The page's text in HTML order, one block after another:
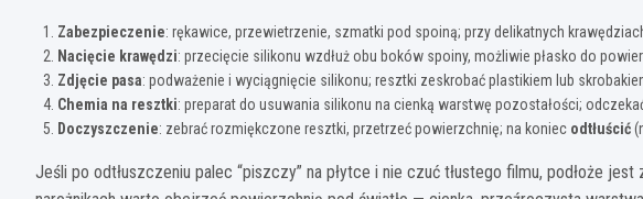
Zabezpieczenie: rękawice, przewietrzenie, szmatki pod spoiną; przy delikatnych
Nacięcie krawędzi: przecięcie silikonu wzdłuż obu boków spoiny, możliwie płasko do
Zdjęcie pasa: podważenie i wyciągnięcie silikonu; resztki zeskrobać plastikiem lub
Chemia na resztki: preparat do usuwania silikonu na cienką warstwę pozostałości;
Doczyszczenie: zebrać rozmiękczone resztki, przetrzeć powierzchnię; na koniec odtłuścić
Jeśli po odtłuszczeniu palec “piszczy” na płytce i nie czuć tłustego filmu, podłoże